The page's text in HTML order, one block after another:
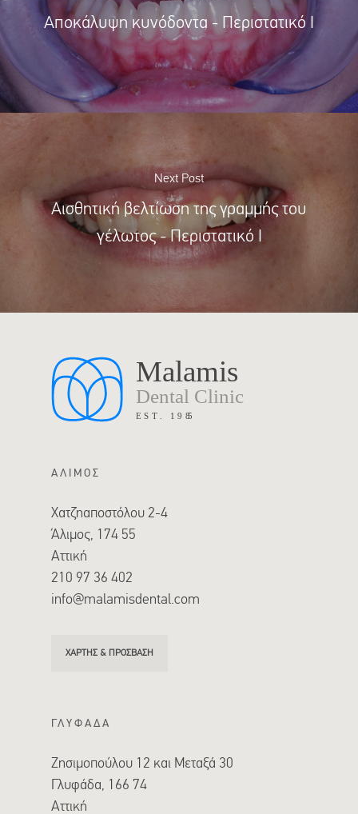
Αποκάλυψη κυνόδοντα - Περιστατικό Ι
Next Post
Αισθητική βελτίωση της γραμμής του
γέλωτος - Περιστατικό Ι
ΑΛΙΜΟΣ
Χατζηαποστόλου 2-4
Άλιμος, 174 55
Αττική
210 97 36 402
info@malamisdental.com
ΧΑΡΤΗΣ & ΠΡΟΣΒΑΣΗ
ΓΛΥΦΑΔΑ
Ζησιμοπούλου 12 και Μεταξά 30
Γλυφάδα, 166 74
Αττική